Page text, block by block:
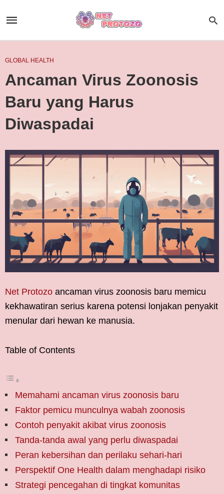
GLOBAL HEALTH
Ancaman Virus Zoonosis
Baru yang Harus
Diwaspadai
Net Protozo ancaman virus zoonosis baru memicu
kekhawatiran serius karena potensi lonjakan penyakit
menular dari hewan ke manusia.
Table of Contents
Memahami ancaman virus zoonosis baru
Faktor pemicu munculnya wabah zoonosis
Contoh penyakit akibat virus zoonosis
Tanda-tanda awal yang perlu diwaspadai
Peran kebersihan dan perilaku sehari-hari
Perspektif One Health dalam menghadapi risiko
Strategi pencegahan di tingkat komunitas